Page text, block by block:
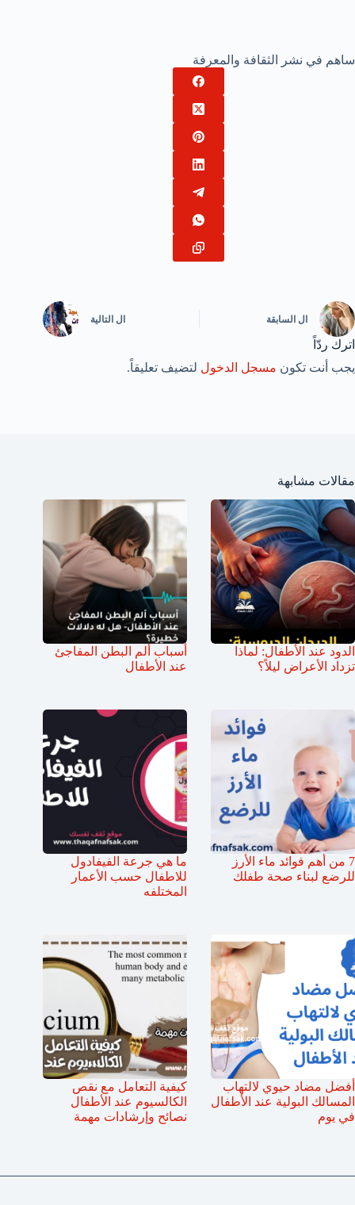
ساهم في نشر الثقافة والمعرفة
ال السابقة ال التالية
اترك ردّاً
يجب أنت تكون مسجل الدخول لتضيف تعليقاً.
مقالات مشابهة
الدود عند الأطفال: لماذا
تزداد الأعراض ليلاً؟
أسباب ألم البطن المفاجئ
عند الأطفال
7 من أهم فوائد ماء الأرز
للرضع لبناء صحة طفلك
ما هي جرعة الفيفادول
للاطفال حسب الأعمار
المختلفه
أفضل مضاد حيوي لالتهاب
المسالك البولية عند الأطفال
في يوم
كيفية التعامل مع نقص
الكالسيوم عند الأطفال
نصائح وإرشادات مهمة